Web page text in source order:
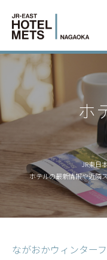
ホ
JR東日
ホテルの最新情報や近隣
ながおかウィンター